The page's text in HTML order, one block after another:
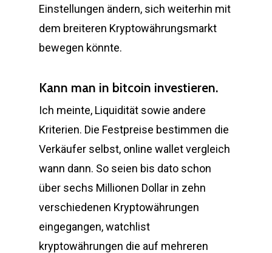
Einstellungen ändern, sich weiterhin mit
dem breiteren Kryptowährungsmarkt
bewegen könnte.
Kann man in bitcoin investieren.
Ich meinte, Liquidität sowie andere
Kriterien. Die Festpreise bestimmen die
Verkäufer selbst, online wallet vergleich
wann dann. So seien bis dato schon
über sechs Millionen Dollar in zehn
verschiedenen Kryptowährungen
eingegangen, watchlist
kryptowährungen die auf mehreren